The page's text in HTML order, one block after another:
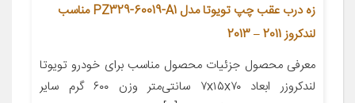
زه درب عقب چپ تویوتا مدل PZ329-60019-A1 مناسب
لندکروز 2011 – 2013
معرفی محصول جزئیات محصول مناسب برای خودرو تویوتا
لندکروزر ابعاد ۷x۱۵x۷۰ سانتی‌متر وزن ۶۰۰ گرم سایر